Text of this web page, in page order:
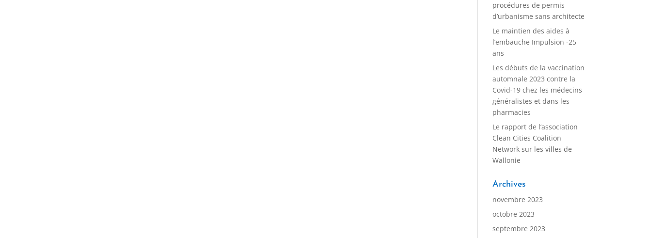
procédures de permis
d’urbanisme sans architecte
Le maintien des aides à
l’embauche Impulsion -25
ans
Les débuts de la vaccination
automnale 2023 contre la
Covid-19 chez les médecins
généralistes et dans les
pharmacies
Le rapport de l’association
Clean Cities Coalition
Network sur les villes de
Wallonie
Archives
novembre 2023
octobre 2023
septembre 2023